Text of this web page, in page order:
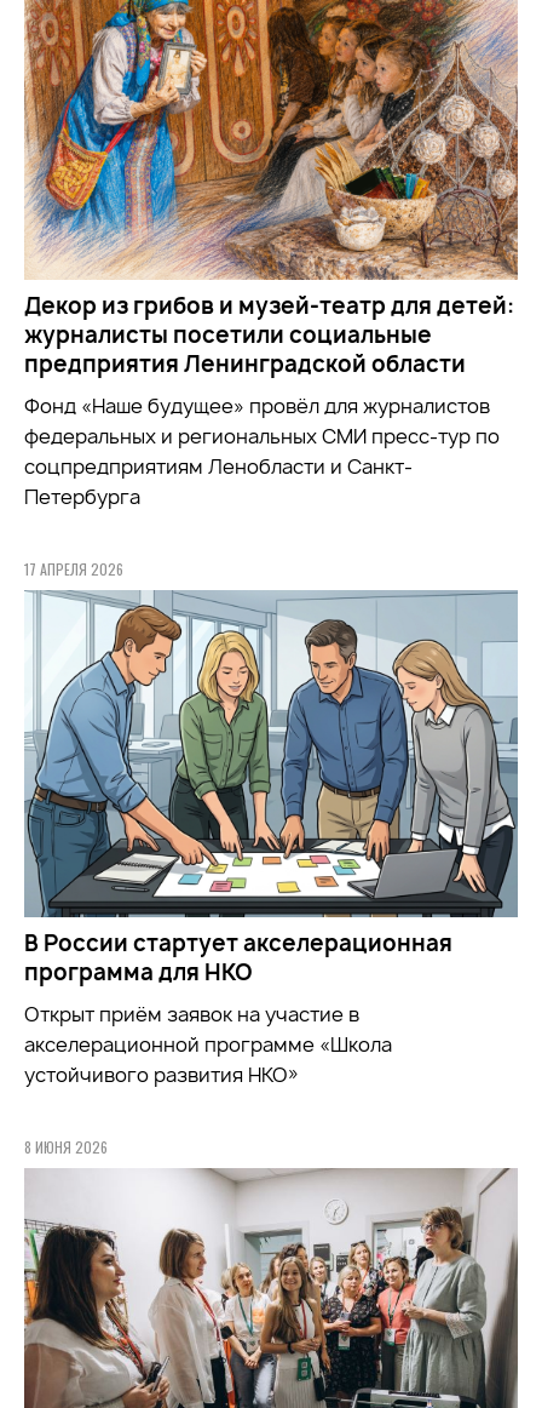
Декор из грибов и музей-театр для детей:
журналисты посетили социальные
предприятия Ленинградской области
Фонд «Наше будущее» провёл для журналистов
федеральных и региональных СМИ пресс-тур по
соцпредприятиям Ленобласти и Санкт-
Петербурга
17 АПРЕЛЯ 2026
В России стартует акселерационная
программа для НКО
Открыт приём заявок на участие в
акселерационной программе «Школа
устойчивого развития НКО»
8 ИЮНЯ 2026